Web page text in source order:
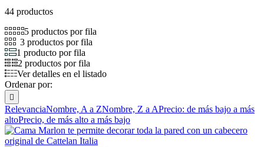
44 productos
5 productos por fila
3 productos por fila
1 producto por fila
2 productos por fila
Ver detalles en el listado
Ordenar por:

RelevanciaNombre, A a ZNombre, Z a APrecio: de más bajo a más
altoPrecio, de más alto a más bajo